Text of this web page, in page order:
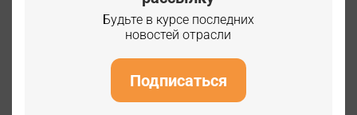
Будьте в курсе последних
новостей отрасли
Подписаться